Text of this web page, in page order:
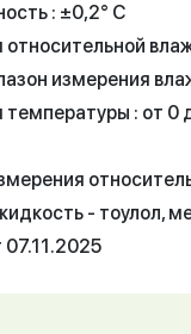
: ±0,2° С
измерения
: от 0
- тоулол,